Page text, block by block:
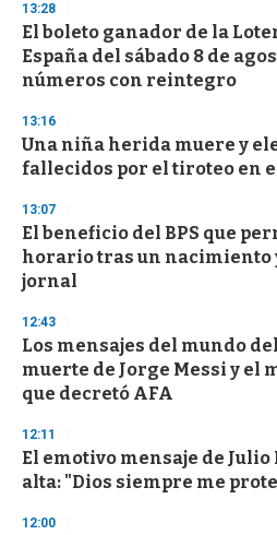
d
s
o
f
3
s
e
c
o
d
s
13:28
El boleto ganador de la
España del sábado 8 de
números con reintegro
13:16
Una niña herida muere y
fallecidos por el tiroteo en
13:07
El beneficio del BPS que
horario tras un nacimiento
jornal
12:43
Los mensajes del mundo
muerte de Jorge Messi y el
que decretó AFA
12:11
El emotivo mensaje de Julio
alta: "Dios siempre me
12:00